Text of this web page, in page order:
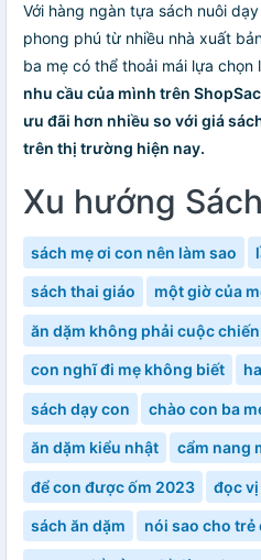
Với hàng ngàn tựa sách nuôi
phong phú từ nhiều nhà xuất
ba mẹ có thể thoải mái lựa chọn
nhu cầu của mình trên
ưu đãi hơn nhiều so với giá
trên thị trường hiện nay.
Xu hướng
sách mẹ ơi con nên làm sao
sách thai giáo một giờ của
ăn dặm không phải cuộc chiến
con nghĩ đi mẹ không biết
sách dạy con chào con ba
ăn dặm kiểu nhật cẩm nang
để con được ốm 2023 đọc vị
sách ăn dặm nói sao cho trẻ